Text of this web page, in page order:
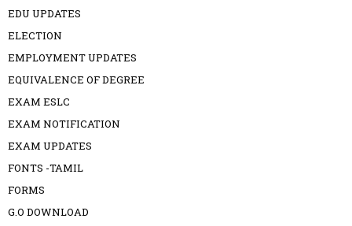
EDU UPDATES
ELECTION
EMPLOYMENT UPDATES
EQUIVALENCE OF DEGREE
EXAM ESLC
EXAM NOTIFICATION
EXAM UPDATES
FONTS -TAMIL
FORMS
G.O DOWNLOAD